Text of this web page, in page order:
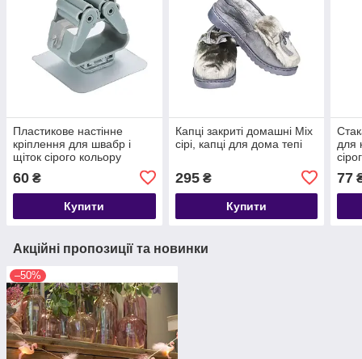
Пластикове настінне
кріплення для швабр і
щіток сірого кольору
60 ₴
Купити
Капці закриті домашні Міх
сірі, капці для дома тепі
295₴
Купити
для
77
Акційні пропозиції та новинки
–50%